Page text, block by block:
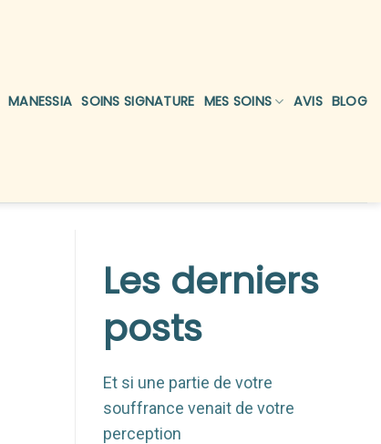
MANESSIA SOINS SIGNATURE MES SOINS AVIS BLOG
Les derniers
posts
Et si une partie de votre
souffrance venait de votre
perception